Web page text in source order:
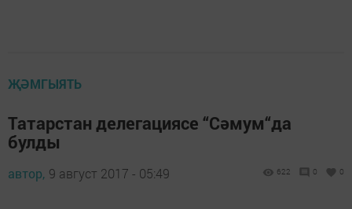
ҖӘМГЫЯТЬ
Татарстан делегациясе “Сәмум“да
булды
автор, 9 август 2017 - 05:49 622 0 0